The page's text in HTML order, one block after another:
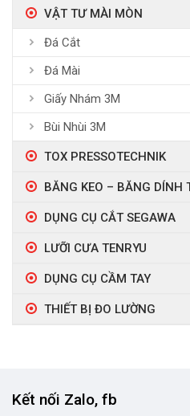
VẬT TƯ MÀI MÒN
Đá Cắt
Đá Mài
Giấy Nhám 3M
Bùi Nhùi 3M
TOX PRESSOTECHNIK
BĂNG KEO – BĂNG DÍNH
DỤNG CỤ CẮT SEGAWA
LƯỠI CƯA TENRYU
DỤNG CỤ CẦM TAY
THIẾT BỊ ĐO LƯỜNG
Kết nối Zalo, fb